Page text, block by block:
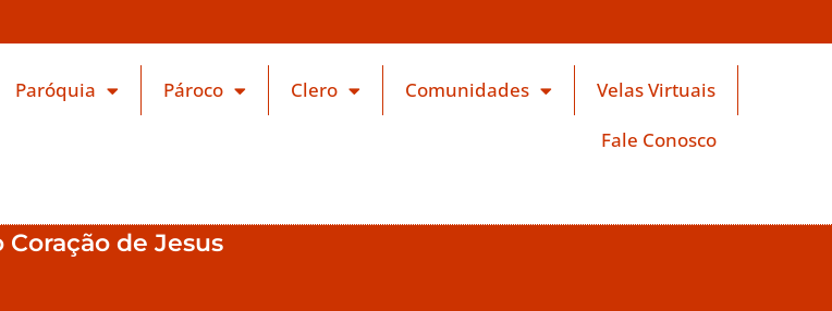
Paróquia Pároco Clero Comunidades
Velas Virtuais
Fale Conosco
de Jesus